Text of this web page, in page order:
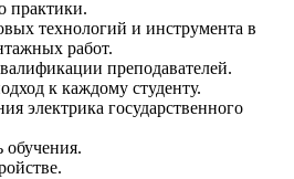
практики.
технологий и инструмента в
работ.
преподавателей.
к каждому студенту.
электрика государственного
обучения.